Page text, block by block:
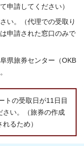
申請してください）
い。（代理での受取り
申請された窓口のみで
県旅券センター（OKB
トの受取日が11日目
さい。（旅券の作成
るため）